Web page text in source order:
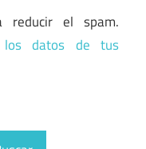
reducir el spam.
los datos de tus